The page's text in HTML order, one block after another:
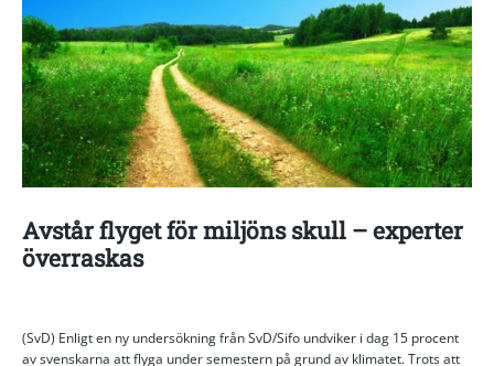
Avstår flyget för miljöns skull – experter
överraskas
(SvD) Enligt en ny undersökning från SvD/Sifo undviker i dag 15 procent
av svenskarna att flyga under semestern på grund av klimatet. Trots att